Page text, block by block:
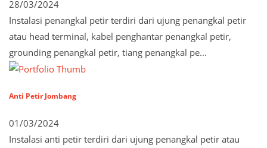
28/03/2024
Instalasi penangkal petir terdiri dari ujung penangkal petir
atau head terminal, kabel penghantar penangkal petir,
grounding penangkal petir, tiang penangkal pe...
Anti Petir Jombang
01/03/2024
Instalasi anti petir terdiri dari ujung penangkal petir atau